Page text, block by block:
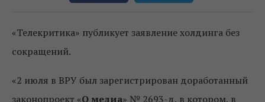
«Телекритика» публикует заявление холдинга без
сокращений.
«2 июля в ВРУ был зарегистрирован доработанный
законопроект «О ​​медиа» № 2693-д, в котором, в